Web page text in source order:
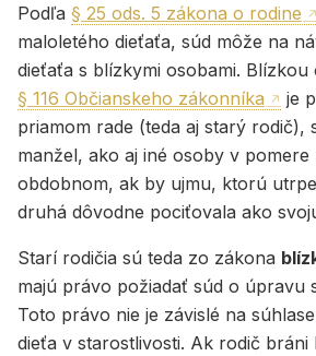
Podľa § 25 ods. 5 zákona o rodine
maloletého dieťaťa, súd môže na
dieťaťa s blízkymi osobami. Blízkou
§ 116 Občianskeho zákonníka
je
priamom rade (teda aj starý rodič),
manžel, ako aj iné osoby v
obdobnom, ak by ujmu, ktorú
druhá dôvodne pociťovala ako
Starí rodičia sú teda zo zákona
majú právo požiadať súd o úpravu
Toto právo nie je závislé na
dieťa v starostlivosti. Ak rodič